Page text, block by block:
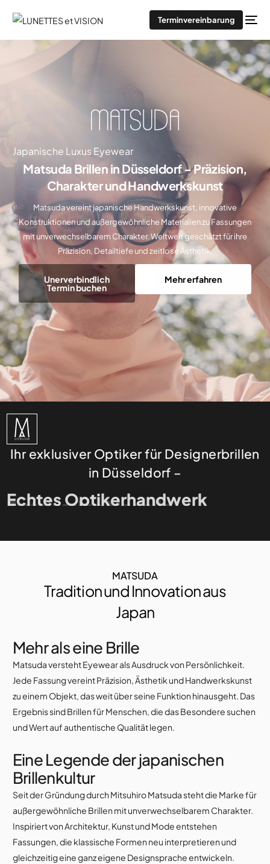
Terminvereinbarung
Japanische Luxus Eyewear
Matsuda Brillen in Düsseldorf – Präzision,
Charakter und Handwerkskunst
Matsuda vereint japanische Handwerkskunst, innovative
Konstruktionen und außergewöhnliche Materialien zu Fassungen
mit unverwechselbarem Charakter. Weltweit geschätzt für ihre
Präzision, Detailtiefe und zeitlose Ästhetik.
Unerverbindlich
Termin buchen
Mehr erfahren
Erstklassige Modelle
Ihr exklusiver Optiker für Designerbrillen
in Düsseldorf –
MATSUDA
Tradition und Innovation aus
Japan
Eine Legende der japanischen
Brillenkultur
Seit der Gründung durch Mitsuhiro Matsuda steht die Marke für
außergewöhnliche Brillen mit unverwechselbarem Charakter.
Inspiriert von Architektur, Kunst und Mode entstehen
Fassungen, die klassische Formen neu interpretieren und
gleichzeitig eine ganz eigene Designsprache entwickeln.
Mehr als eine Brille
Matsuda versteht Eyewear als Ausdruck von Persönlichkeit.
Jede Fassung vereint Präzision, Ästhetik und Handwerkskunst
zu einem Objekt, das weit über seine Funktion hinausgeht. Das
Ergebnis sind Brillen für Menschen, die das Besondere suchen
und Wert auf authentische Qualität legen.